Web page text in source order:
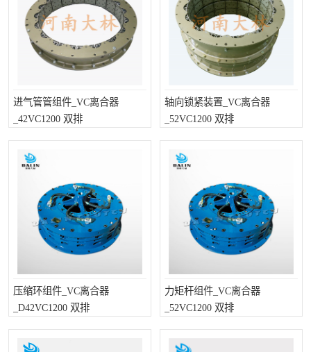
进气管管组件_VC离合器
_42VC1200 双排
轴向锁紧装置_VC离合器
_52VC1200 双排
压缩环组件_VC离合器
_D42VC1200 双排
力矩杆组件_VC离合器
_52VC1200 双排